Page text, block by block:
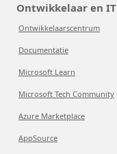
Ontwikkelaar en IT
Ontwikkelaarscentrum
Documentatie
Microsoft Learn
Microsoft Tech Community
Azure Marketplace
AppSource